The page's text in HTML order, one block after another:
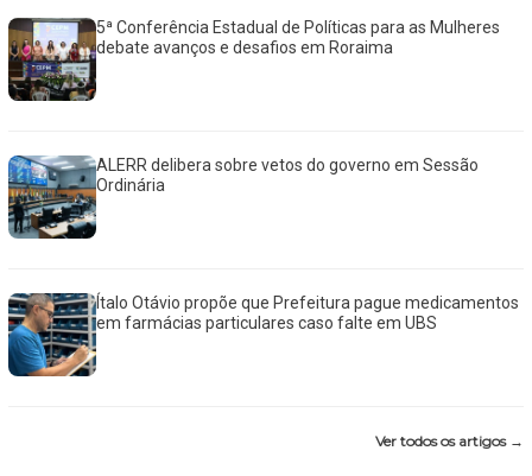
5ª Conferência Estadual de Políticas para as Mulheres
debate avanços e desafios em Roraima
ALERR delibera sobre vetos do governo em Sessão
Ordinária
Ítalo Otávio propõe que Prefeitura pague medicamentos
em farmácias particulares caso falte em UBS
Ver todos os artigos →